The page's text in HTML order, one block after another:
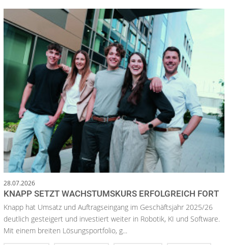
28.07.2026
KNAPP SETZT WACHSTUMSKURS ERFOLGREICH FORT
Knapp hat Umsatz und Auftragseingang im Geschäftsjahr 2025/26
deutlich gesteigert und investiert weiter in Robotik, KI und Software.
Mit einem breiten Lösungsportfolio, g...